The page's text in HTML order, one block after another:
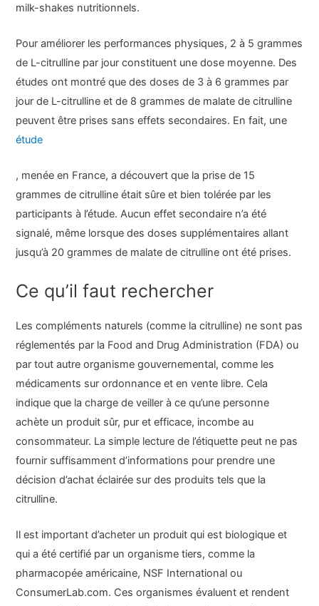
milk-shakes nutritionnels.
Pour améliorer les performances physiques, 2 à 5 grammes
de L-citrulline par jour constituent une dose moyenne. Des
études ont montré que des doses de 3 à 6 grammes par
jour de L-citrulline et de 8 grammes de malate de citrulline
peuvent être prises sans effets secondaires. En fait, une
étude
, menée en France, a découvert que la prise de 15
grammes de citrulline était sûre et bien tolérée par les
participants à l’étude. Aucun effet secondaire n’a été
signalé, même lorsque des doses supplémentaires allant
jusqu’à 20 grammes de malate de citrulline ont été prises.
Ce qu’il faut rechercher
Les compléments naturels (comme la citrulline) ne sont pas
réglementés par la Food and Drug Administration (FDA) ou
par tout autre organisme gouvernemental, comme les
médicaments sur ordonnance et en vente libre. Cela
indique que la charge de veiller à ce qu’une personne
achète un produit sûr, pur et efficace, incombe au
consommateur. La simple lecture de l’étiquette peut ne pas
fournir suffisamment d’informations pour prendre une
décision d’achat éclairée sur des produits tels que la
citrulline.
Il est important d’acheter un produit qui est biologique et
qui a été certifié par un organisme tiers, comme la
pharmacopée américaine, NSF International ou
ConsumerLab.com. Ces organismes évaluent et rendent